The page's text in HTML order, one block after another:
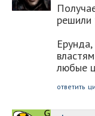
решили
любые
ответить